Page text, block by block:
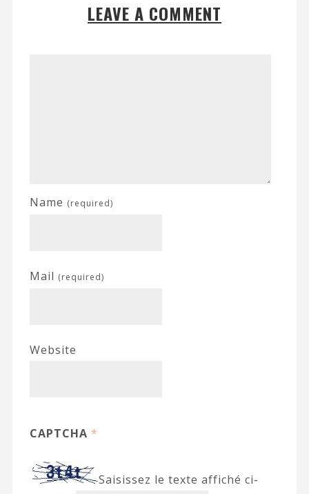
LEAVE A COMMENT
Name (required)
Mail (required)
Website
CAPTCHA *
Saisissez le texte affiché ci-